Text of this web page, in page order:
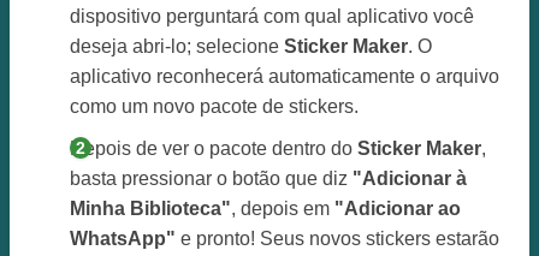
dispositivo perguntará com qual aplicativo você
deseja abri-lo; selecione Sticker Maker. O
aplicativo reconhecerá automaticamente o arquivo
como um novo pacote de stickers.
Depois de ver o pacote dentro do Sticker Maker,
basta pressionar o botão que diz "Adicionar à
Minha Biblioteca", depois em "Adicionar ao
WhatsApp" e pronto! Seus novos stickers estarão